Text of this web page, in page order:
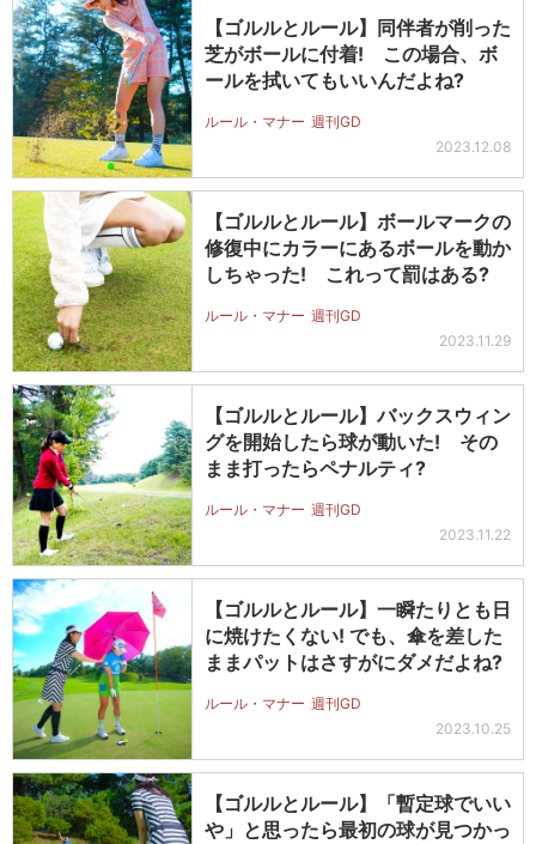
【ゴルルとルール】同伴者が削った
芝がボールに付着! この場合、ボ
ールを拭いてもいいんだよね?
ルール・マナー 週刊GD
2023.12.08
【ゴルルとルール】ボールマークの
修復中にカラーにあるボールを動か
しちゃった! これって罰はある?
ルール・マナー 週刊GD
2023.11.29
【ゴルルとルール】バックスウィン
グを開始したら球が動いた! その
まま打ったらペナルティ?
ルール・マナー 週刊GD
2023.11.22
【ゴルルとルール】一瞬たりとも日
に焼けたくない! でも、傘を差した
ままパットはさすがにダメだよね?
ルール・マナー 週刊GD
2023.10.25
【ゴルルとルール】「暫定球でいい
や」と思ったら最初の球が見つかっ